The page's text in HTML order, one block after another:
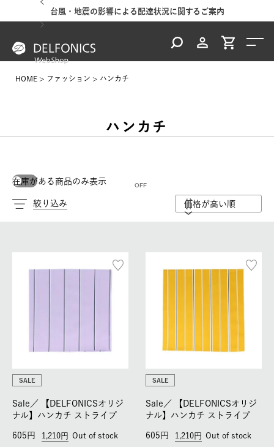
台風・地震の影響による配達状況に関するご案内
HOME ファッション ハンカチ
ハンカチ
在庫がある商品のみ表示
絞り込み 価格が高い順
SALE
Sale／
【DELFONICSオリジ
ナル】ハンカチ ストライプ
1,210
605 Out of stock
SALE
Sale／
【DELFONICSオリジ
ナル】ハンカチ ストライプ
1,210
605 Out of stock